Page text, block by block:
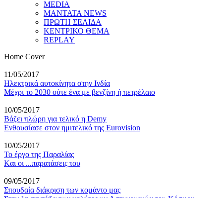
MEDIA
MANTATA NEWS
ΠΡΩΤΗ ΣΕΛΙΔΑ
ΚΕΝΤΡΙΚΟ ΘΕΜΑ
REPLAY
Home Cover
11/05/2017
Ηλεκτρικά αυτοκίνητα στην Ινδία
Μέχρι το 2030 ούτε ένα με βενζίνη ή πετρέλαιο
10/05/2017
Βάζει πλώρη για τελικό η Demy
Eνθουσίασε στον ημιτελικό της Eurovision
10/05/2017
Το έργο της Παραλίας
Kαι οι ...παρατάσεις του
09/05/2017
Σπουδαία διάκριση των κομάντο μας